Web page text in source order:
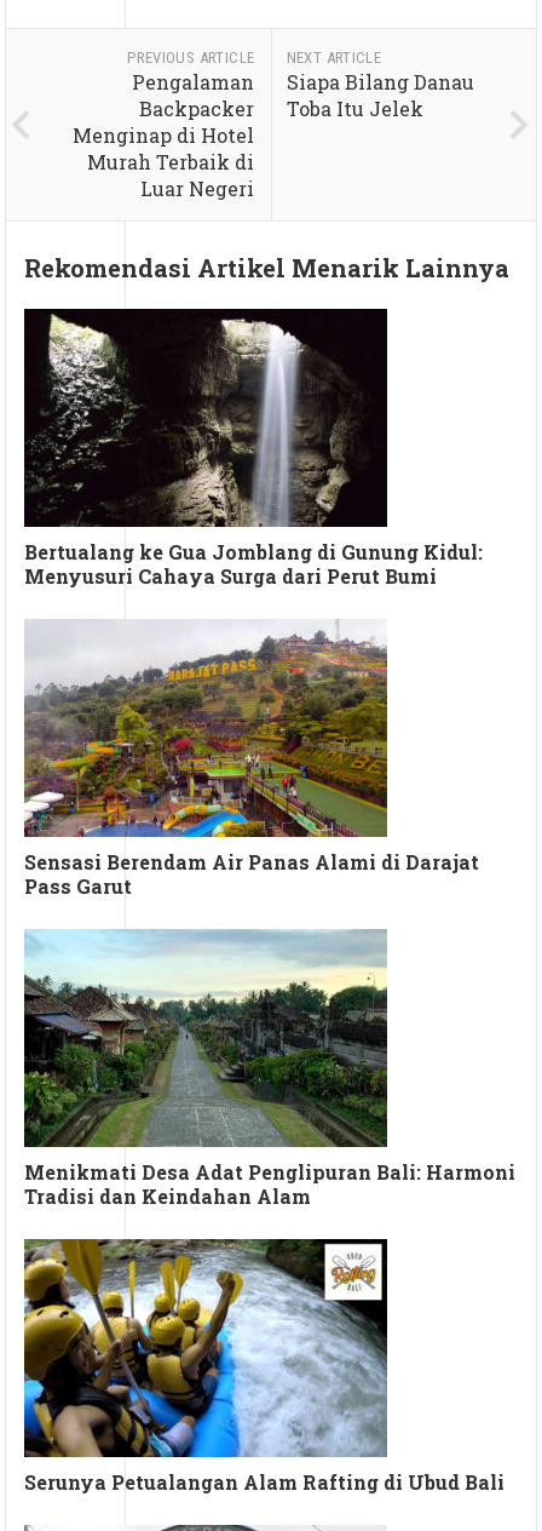
PREVIOUS ARTICLE
Pengalaman
Backpacker
Menginap di Hotel
Murah Terbaik di
Luar Negeri
NEXT ARTICLE
Siapa Bilang Danau
Toba Itu Jelek
Rekomendasi Artikel Menarik Lainnya
Bertualang ke Gua Jomblang di Gunung Kidul:
Menyusuri Cahaya Surga dari Perut Bumi
Sensasi Berendam Air Panas Alami di Darajat
Pass Garut
Menikmati Desa Adat Penglipuran Bali: Harmoni
Tradisi dan Keindahan Alam
Serunya Petualangan Alam Rafting di Ubud Bali